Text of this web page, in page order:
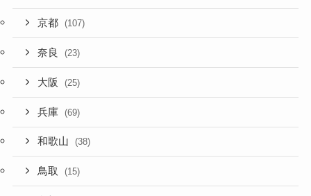
京都 (107)
奈良 (23)
大阪 (25)
兵庫 (69)
和歌山 (38)
鳥取 (15)